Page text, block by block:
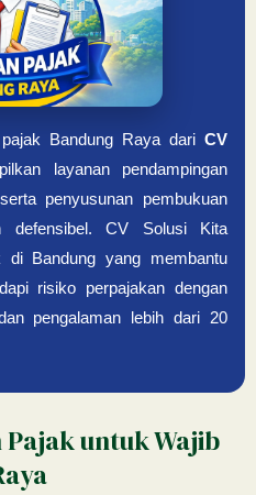
Bandung Raya dari CV
layanan pendampingan
penyusunan pembukuan
defensibel. CV Solusi Kita
di Bandung yang membantu
risiko perpajakan dengan
pengalaman lebih dari 20
untuk Wajib